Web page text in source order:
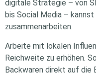
digitale Strategie – von
bis Social Media –
zusammenarbeiten.
Arbeite mit lokalen
Reichweite zu erhöhen.
Backwaren direkt auf die